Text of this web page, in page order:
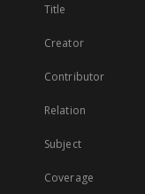
Title
Creator
Contributor
Relation
Subject
Coverage